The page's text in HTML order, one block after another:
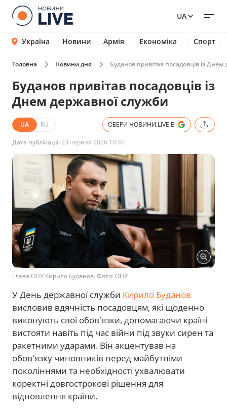
UA
Україна Новини Армія Економіка Спорт
Головна Новини дня Буданов привітав посадовців із
Буданов привітав посадовців із
Днем державної служби
UA RU ОБЕРИ НОВИНИ.LIVE В
Дата публікації:23 червня 2026 10:40
Глава ОПУ Кирило Буданов. Фото: ОПУ
У День державної служби Кирило Буданов
висловив вдячність посадовцям, які щоденно
виконують свої обов'язки, допомагаючи країні
вистояти навіть під час війни під звуки сирен та
ракетними ударами. Він акцентував на
обов'язку чиновників перед майбутніми
поколіннями та необхідності ухвалювати
коректні довгострокові рішення для
відновлення країни.